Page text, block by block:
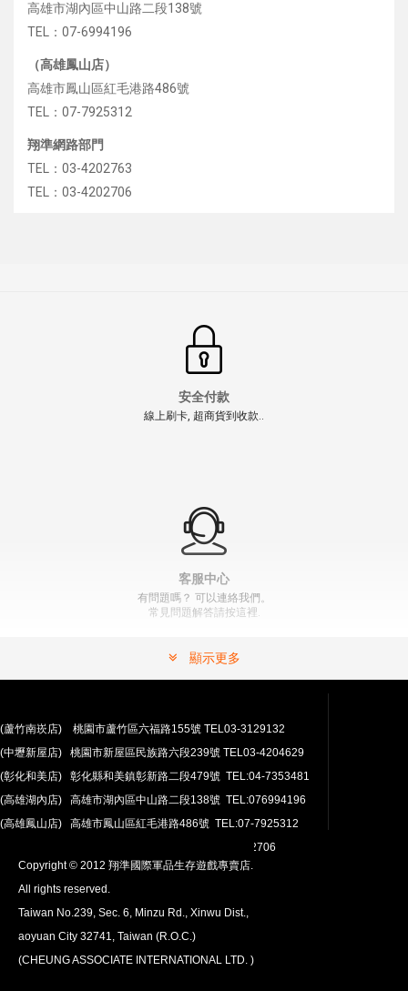
高雄市湖內區中山路二段138號
TEL：07-6994196
（高雄鳳山店）
高雄市鳳山區紅毛港路486號
TEL：07-7925312
翔準網路部門
TEL：03-4202763
TEL：03-4202706
安全付款
線上刷卡, 超商貨到收款..
客服中心
有問題嗎？ 可以連絡我們。
常見問題解答請按這裡.
安心購買
100％付款保護。 簡單
退貨政策
全球配送
我們將運送至全球
顯示更多
(蘆竹南崁店) 桃園市蘆竹區六福路155號 TEL03-3129132
(中壢新屋店) 桃園市新屋區民族路六段239號 TEL03-4204629
(彰化和美店) 彰化縣和美鎮彰新路二段479號 TEL:04-7353481
(高雄湖內店) 高雄市湖內區中山路二段138號 TEL:076994196
(高雄鳳山店) 高雄市鳳山區紅毛港路486號 TEL:07-7925312
翔準網路部門:TEL 03-4202763 03-4202706
Copyright © 2012 翔準國際軍品生存遊戲專賣店.
All rights reserved.
Taiwan No.239, Sec. 6, Minzu Rd., Xinwu Dist.,
aoyuan City 32741, Taiwan (R.O.C.)
(CHEUNG ASSOCIATE INTERNATIONAL LTD. )